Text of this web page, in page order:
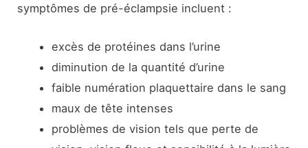
symptômes de pré-éclampsie incluent :
excès de protéines dans l’urine
diminution de la quantité d’urine
faible numération plaquettaire dans le sang
maux de tête intenses
problèmes de vision tels que perte de